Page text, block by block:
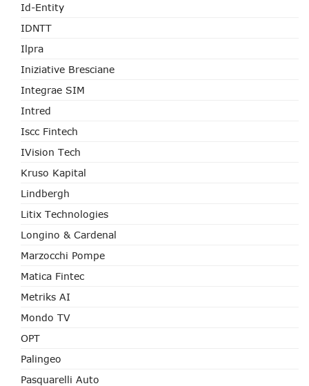
Id-Entity
IDNTT
Ilpra
Iniziative Bresciane
Integrae SIM
Intred
Iscc Fintech
IVision Tech
Kruso Kapital
Lindbergh
Litix Technologies
Longino & Cardenal
Marzocchi Pompe
Matica Fintec
Metriks AI
Mondo TV
OPT
Palingeo
Pasquarelli Auto